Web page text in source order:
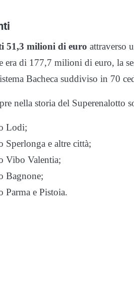
51,3 milioni di euro attraverso
di 177,7 milioni di euro, la
Bacheca suddiviso in 70
nella storia del Superenalotto
Lodi;
e altre città;
Vibo Valentia;
Bagnone;
e Pistoia.